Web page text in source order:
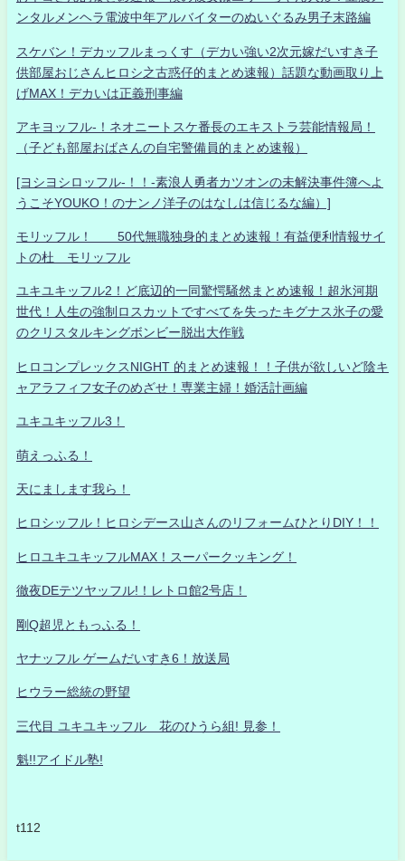
ンタルメンヘラ電波中年アルバイターのぬいぐるみ男子末路編
スケバン！デカッフルまっくす（デカい強い2次元嫁だいすき子
供部屋おじさんヒロシ之古惑仔的まとめ速報）話題な動画取り上
げMAX！デカいは正義刑事編
アキヨッフル-！ネオニートスケ番長のエキストラ芸能情報局！
（子ども部屋おばさんの自宅警備員的まとめ速報）
[ヨシヨシロッフル-！！-素浪人勇者カツオンの未解決事件簿へよ
うこそYOUKO！のナンノ洋子のはなしは信じるな編）]
モリッフル！ 50代無職独身的まとめ速報！有益便利情報サイ
トの杜 モリッフル
ユキユキッフル2！ど底辺的一同驚愕騒然まとめ速報！超氷河期
世代！人生の強制ロスカットですべてを失ったキグナス氷子の愛
のクリスタルキングボンビー脱出大作戦
ヒロコンプレックスNIGHT 的まとめ速報！！子供が欲しいど陰キ
ャアラフィフ女子のめざせ！専業主婦！婚活計画編
ユキユキッフル3！
萌えっふる！
天にまします我ら！
ヒロシッフル！ヒロシデース山さんのリフォームひとりDIY！！
ヒロユキユキッフルMAX！スーパークッキング！
徹夜DEテツヤッフル!！レトロ館2号店！
剛Q超児ともっふる！
ヤナッフル ゲームだいすき6！放送局
ヒウラー総統の野望
三代目 ユキユキッフル 花のひうら組! 見参！
魁!!アイドル塾!
t112